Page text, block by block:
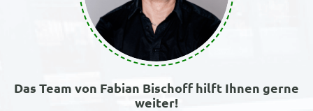
Das Team von Fabian Bischoff hilft Ihnen gerne
weiter!